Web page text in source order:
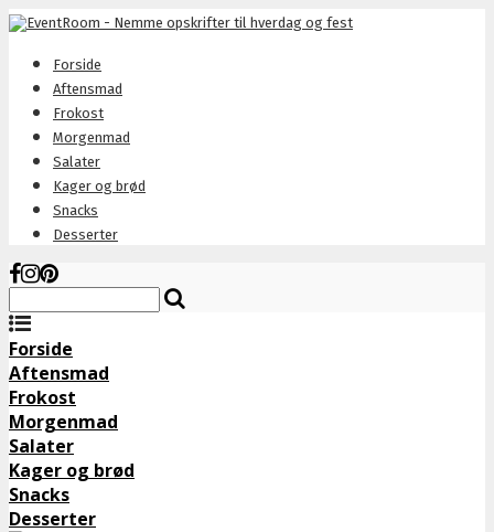
Forside
Aftensmad
Frokost
Morgenmad
Salater
Kager og brød
Snacks
Desserter
Forside
Aftensmad
Frokost
Morgenmad
Salater
Kager og brød
Snacks
Desserter